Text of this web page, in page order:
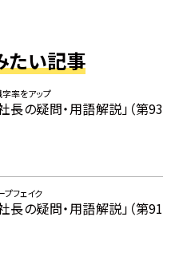
たい記事
率をアップ
長の疑問・用語解説」（第93
プフェイク
長の疑問・用語解説」（第91